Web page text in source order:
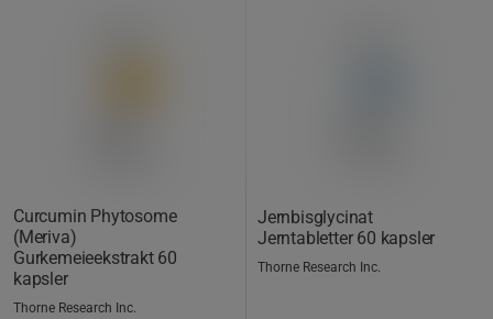
Curcumin Phytosome
(Meriva)
Gurkemeieekstrakt 60
kapsler
Thorne Research Inc.
Jernbisglycinat
Jerntabletter 60 kapsler
Thorne Research Inc.